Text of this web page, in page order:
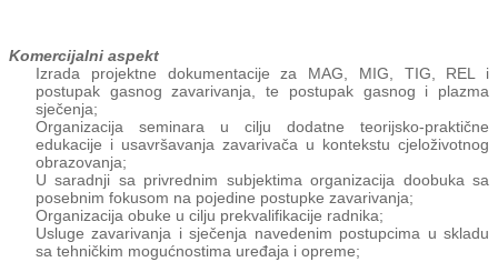
Komercijalni aspekt
Izrada projektne dokumentacije za MAG, MIG, TIG, REL i
postupak gasnog zavarivanja, te postupak gasnog i plazma
sječenja;
Organizacija seminara u cilju dodatne teorijsko-praktične
edukacije i usavršavanja zavarivača u kontekstu cjeloživotnog
obrazovanja;
U saradnji sa privrednim subjektima organizacija doobuka sa
posebnim fokusom na pojedine postupke zavarivanja;
Organizacija obuke u cilju prekvalifikacije radnika;
Usluge zavarivanja i sječenja navedenim postupcima u skladu
sa tehničkim mogućnostima uređaja i opreme;